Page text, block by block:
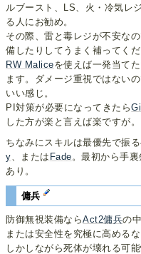
ルブースト、LS、火・冷気レ
る人にお勧め。
その際、雷と毒レジが不安な
備したりしてうまく補ってくだ
RW Maliceを使えば一発当て
ます。ダメージ重視ではない
いい感じ。
PI対策が必要になってきたら
した方が楽と言えば楽ですが。
ちなみにスキルは最優先で振
y、または Fade。最初から手
あり。
傭兵
防御無視装備ならAct2傭兵の
または安全性を究極に高めるな
しかしながら死体が壊れる可